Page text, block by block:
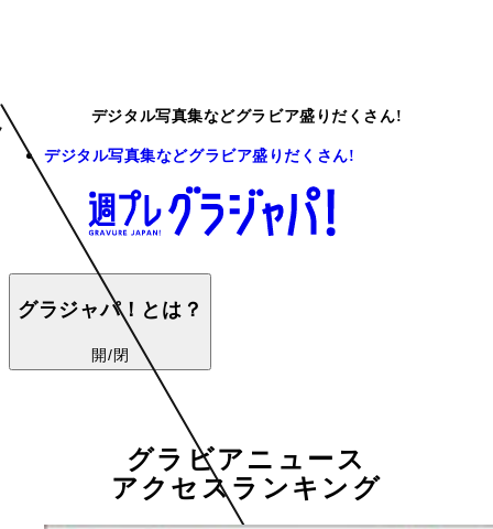
デジタル写真集などグラビア盛りだくさん!
デジタル写真集などグラビア盛りだくさん!
グラジャパ！とは？
開/閉
グラビアニュース
アクセスランキング